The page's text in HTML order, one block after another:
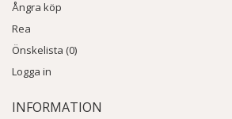
Ångra köp
Rea
Önskelista (0)
Logga in
INFORMATION